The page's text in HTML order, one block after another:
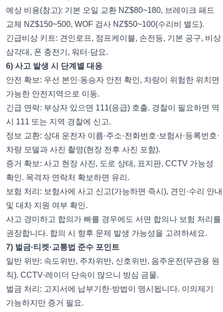
예상 비용(참고): 기본 오일 교환 NZ$80~180, 브레이크 패드
교체 NZ$150~500, WOF 검사 NZ$50~100(수리비 별도).
긴급비상 키트: 견인로프, 점프케이블, 손전등, 기본 공구, 비상
삼각대, 폰 충전기, 워터·담요.
6) 사고 발생 시 단계별 대응
안전 확보: 우선 본인·동승자 안전 확인, 차량이 위험한 위치면
가능한 안전지역으로 이동.
긴급 연락: 부상자 있으면 111(응급) 호출. 경찰이 필요하면 역
시 111 또는 지역 경찰에 신고.
정보 교환: 상대 운전자 이름·주소·전화번호·보험사·등록번호·
차량 모델과 사진 촬영(현장 전후 사진 포함).
증거 확보: 사고 현장 사진, 도로 상태, 표지판, CCTV 가능성
확인. 목격자 연락처 확보하면 유리.
보험 처리: 보험사에 사고 신고(가능하면 즉시), 견인·수리 안내
및 대차 지원 여부 확인.
사고 경미하고 합의가 빠를 경우에도 서면 합의나 보험 처리를
권장합니다. 합의 시 향후 문제 발생 가능성을 고려하세요.
7) 벌금·티켓·교통법 준수 포인트
일반 위반: 속도위반, 주차위반, 신호위반, 음주운전(무관용 원
칙). CCTV·레이더 단속이 많으니 방심 금물.
벌금 처리: 고지서에 납부기한·방법이 명시됩니다. 이의제기
가능하지만 증거 필요.